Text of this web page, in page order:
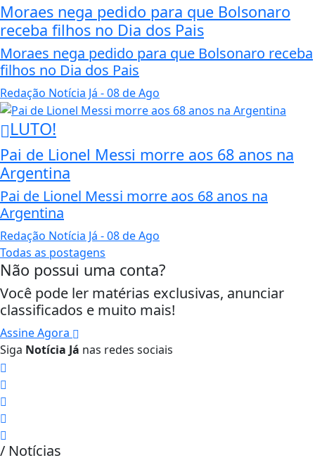
Moraes nega pedido para que Bolsonaro
receba filhos no Dia dos Pais
Moraes nega pedido para que Bolsonaro receba
filhos no Dia dos Pais
Redação Notícia Já - 08 de Ago
LUTO!
Pai de Lionel Messi morre aos 68 anos na
Argentina
Pai de Lionel Messi morre aos 68 anos na
Argentina
Redação Notícia Já - 08 de Ago
Todas as postagens
Não possui uma conta?
Você pode ler matérias exclusivas, anunciar
classificados e muito mais!
Assine Agora
Siga Notícia Já nas redes sociais
/ Notícias